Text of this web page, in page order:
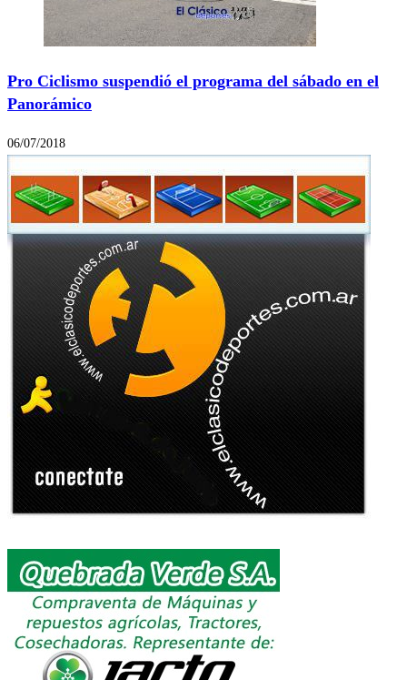
Pro Ciclismo suspendió el programa del sábado en el
Panorámico
06/07/2018